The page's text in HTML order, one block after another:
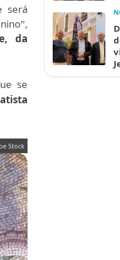
será
da
se
Stock